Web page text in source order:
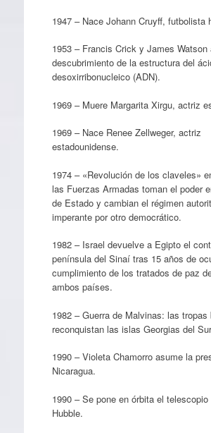
1947 – Nace Johann Cruyff, futbolista
1953 – Francis Crick y James Watson
descubrimiento de la estructura del
desoxirribonucleico (ADN).
1969 – Muere Margarita Xirgu, actriz
1969 – Nace Renee Zellweger, actriz
estadounidense.
1974 – «Revolución de los claveles»
las Fuerzas Armadas toman el poder
de Estado y cambian el régimen
imperante por otro democrático.
1982 – Israel devuelve a Egipto el
península del Sinaí tras 15 años de
cumplimiento de los tratados de paz
ambos países.
1982 – Guerra de Malvinas: las tropas
reconquistan las islas Georgias del
1990 – Violeta Chamorro asume la
Nicaragua.
1990 – Se pone en órbita el telescopio
Hubble.